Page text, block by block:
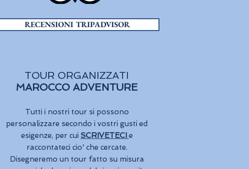
RECENSIONI TRIPADVISOR
TOUR ORGANIZZATI
MAROCCO ADVENTURE
Tutti i nostri tour si possono
personalizzare secondo i vostri gusti ed
esigenze, per cui SCRIVETECI e
raccontateci cio' che cercate.
Disegneremo un tour fatto su misura